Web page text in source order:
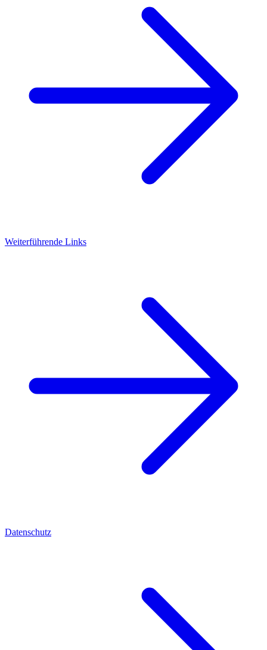
Weiterführende Links
Datenschutz